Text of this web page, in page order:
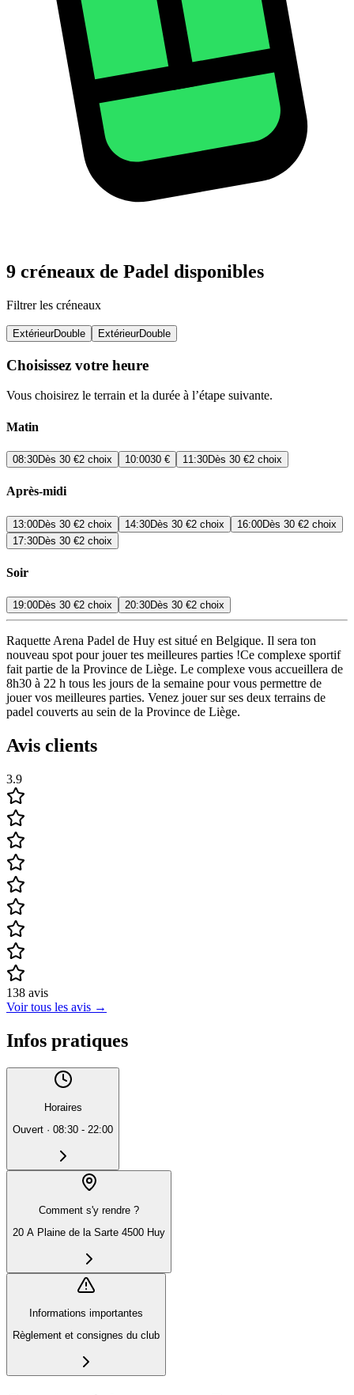
9 créneaux de Padel disponibles
Filtrer les créneaux
ExtérieurDouble ExtérieurDouble
Choisissez votre heure
Vous choisirez le terrain et la durée à l’étape suivante.
Matin
08:30Dès 30 €2 choix 10:0030 € 11:30Dès 30 €2 choix
Après-midi
13:00Dès 30 €2 choix 14:30Dès 30 €2 choix 16:00Dès 30 €2 choix
17:30Dès 30 €2 choix
Soir
19:00Dès 30 €2 choix 20:30Dès 30 €2 choix
Raquette Arena Padel de Huy est situé en Belgique. Il sera ton
nouveau spot pour jouer tes meilleures parties !Ce complexe sportif
fait partie de la Province de Liège. Le complexe vous accueillera de
8h30 à 22 h tous les jours de la semaine pour vous permettre de
jouer vos meilleures parties. Venez jouer sur ses deux terrains de
padel couverts au sein de la Province de Liège.
Avis clients
3.9
138 avis
Voir tous les avis →
Infos pratiques
Horaires
Ouvert · 08:30 - 22:00
Comment s'y rendre ?
20 A Plaine de la Sarte 4500 Huy
Informations importantes
Règlement et consignes du club